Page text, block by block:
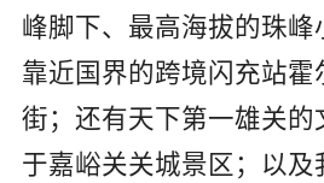
峰脚下、最高海拔的珠
靠近国界的跨境闪充站
街；还有天下第一雄关的
于嘉峪关关城景区；以